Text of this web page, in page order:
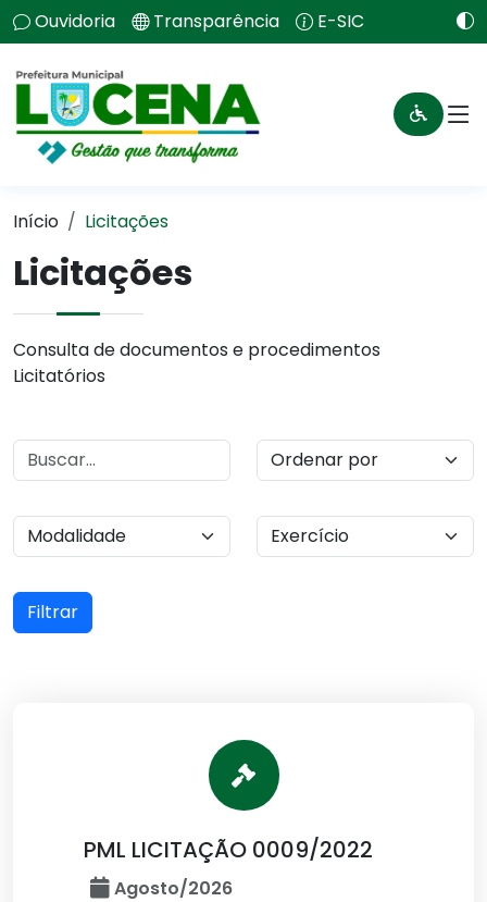
Ouvidoria Transparência E-SIC
Início Licitações
Licitações
Consulta de documentos e procedimentos
Licitatórios
Filtrar
PML LICITAÇÃO 0009/2022
Agosto/2026